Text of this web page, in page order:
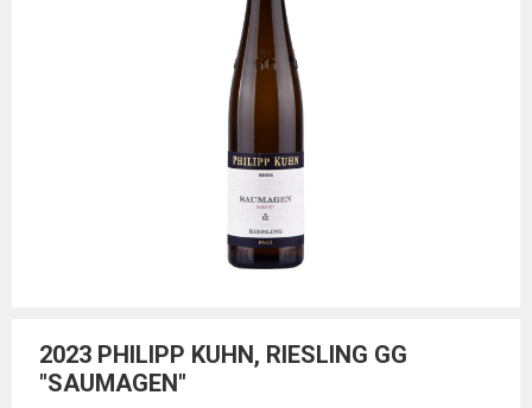
2023 PHILIPP KUHN, RIESLING GG
"SAUMAGEN"